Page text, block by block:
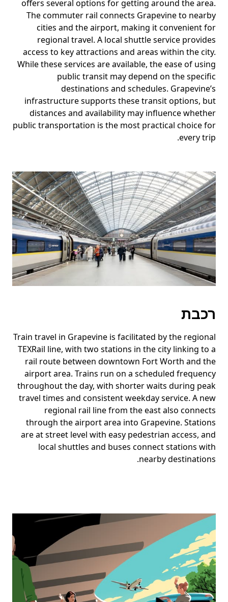
offers several options for getting around the area.
The commuter rail connects Grapevine to nearby
cities and the airport, making it convenient for
regional travel. A local shuttle service provides
access to key attractions and areas within the city.
While these services are available, the ease of using
public transit may depend on the specific
destinations and schedules. Grapevine’s
infrastructure supports these transit options, but
distances and availability may influence whether
public transportation is the most practical choice for
every trip.
רכבת
Train travel in Grapevine is facilitated by the regional
TEXRail line, with two stations in the city linking to a
rail route between downtown Fort Worth and the
airport area. Trains run on a scheduled frequency
throughout the day, with shorter waits during peak
travel times and consistent weekday service. A new
regional rail line from the east also connects
through the airport area into Grapevine. Stations
are at street level with easy pedestrian access, and
local shuttles and buses connect stations with
nearby destinations.